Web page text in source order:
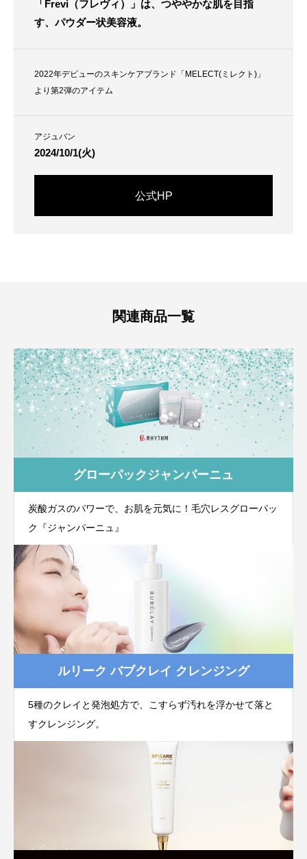
「Frevi（フレヴィ）」は、つややかな肌を目指
す、パウダー状美容液。
2022年デビューのスキンケアブランド「MELECT(ミレクト)」
より第2弾のアイテム
アジュバン
2024/10/1(火)
公式HP
関連商品一覧
グローパックジャンパーニュ
炭酸ガスのパワーで、お肌を元気に！毛穴レスグローパッ
ク『ジャンパーニュ』
ルリーク バブクレイ クレンジング
5種のクレイと発泡処方で、こすらず汚れを浮かせて落と
すクレンジング。